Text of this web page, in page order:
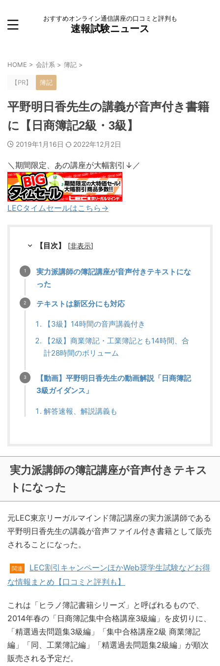
おすすめオンライン通信講座の口コミと評判も
速報試験ニュース
HOME > 会計系 > 簿記 >
【PR】 簿記
平野明日香先生の講義が音声付き書籍
に【日商簿記2級・3級】
2019年1月16日 2022年12月2日
＼期間限定、あの講座が大幅割引↓／
LECタイムセールはこちら→
【目次】 [非表示]
実力派講師の簿記講座が音声付きテキストにな
った
テキストは新区分にも対応
【3級】14時間の音声講義付き
【2級】商業簿記・工業簿記とも14時間、合
計28時間のボリューム
【動画】平野明日香先生の動画解説「日商簿記
3級ガイダンス」
解答速報、解説講義も
実力派講師の簿記講座が音声付きテキス
トになった
元LEC東京リーガルマインド簿記講座の実力派講師である
平野明日香先生の講義が音声ファイル付き書籍として販売
されることになった。
関連
LEC割引キャンペーンほかWeb奨学生試験などお得
な情報まとめ【口コミと評判も】
これは「ヒラノ簿記書籍シリーズ」と呼ばれるもので、
2014年春の「日商簿記集中合格講座3級編」を皮切りに、
「精選過去問題集3級編」「集中合格講座2級 商業簿記
編」「同、工業簿記編」「精選過去問題集2級編」が順次
販売される予定だ。